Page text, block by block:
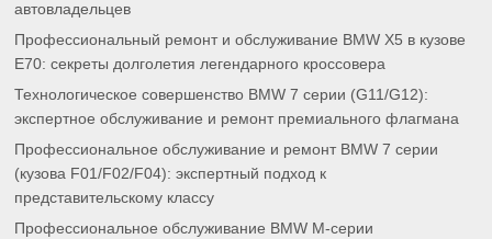
автовладельцев
Профессиональный ремонт и обслуживание BMW X5 в кузове
E70: секреты долголетия легендарного кроссовера
Технологическое совершенство BMW 7 серии (G11/G12):
экспертное обслуживание и ремонт премиального флагмана
Профессиональное обслуживание и ремонт BMW 7 серии
(кузова F01/F02/F04): экспертный подход к
представительскому классу
Профессиональное обслуживание BMW M-серии